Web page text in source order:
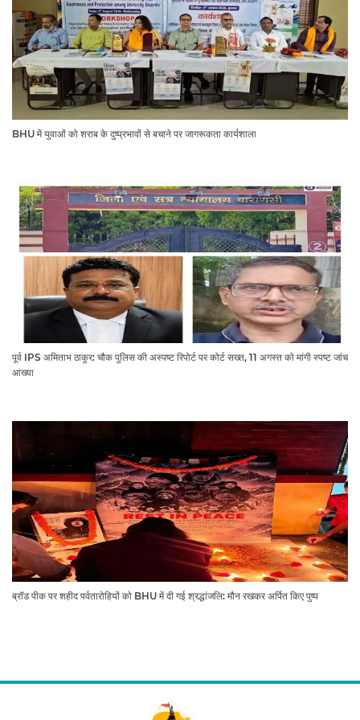
BHU में युवाओं को शराब के दुष्प्रभावों से बचाने पर जागरूकता कार्यशाला
पूर्व IPS अमिताभ ठाकुर: चौक पुलिस की अस्पष्ट रिपोर्ट पर कोर्ट सख्त, 11 अगस्त को मांगी स्पष्ट जांच
आख्या
ब्रॉड पीक पर शहीद पर्वतारोहियों को BHU में दी गई श्रद्धांजलि: मौन रखकर अर्पित किए पुष्प